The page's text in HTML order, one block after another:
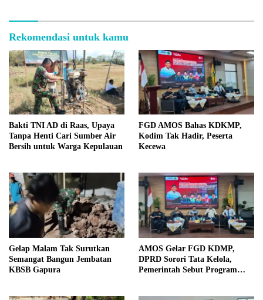
Rekomendasi untuk kamu
Bakti TNI AD di Raas, Upaya
Tanpa Henti Cari Sumber Air
Bersih untuk Warga Kepulauan
FGD AMOS Bahas KDKMP,
Kodim Tak Hadir, Peserta
Kecewa
Gelap Malam Tak Surutkan
Semangat Bangun Jembatan
KBSB Gapura
AMOS Gelar FGD KDMP,
DPRD Sorori Tata Kelola,
Pemerintah Sebut Program